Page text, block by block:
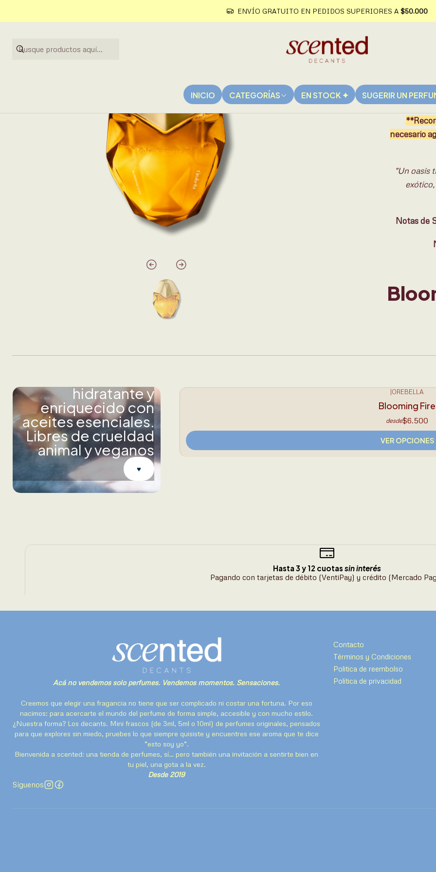
INICIO CATEGORÍAS EN STOCK ✦ SUGERIR UN
ENVÍO GRATUITO EN PEDIDOS SUPERIORES A $50.000
Cantidad
necesario
"Un oasis
Notas de
Conoce Orebella.
hidratante y
enriquecido con
aceites esenciales.
Libres de crueldad
animal y veganos
♥︎
|OREBELLA
Blooming Fire
desde$6.500
VER OPCIONES
Hasta 3 y 12 cuotas sin interés
Pagando con tarjetas de débito (VentiPay) y crédito (Mercado
Acá no vendemos solo perfumes. Vendemos momentos. Sensaciones.
Creemos que elegir una fragancia no tiene que ser complicado ni costar una fortuna. Por eso
nacimos: para acercarte el mundo del perfume de forma simple, accesible y con mucho estilo.
¿Nuestra forma? Los decants. Mini frascos (de 3ml, 5ml o 10ml) de perfumes originales, pensados
para que explores sin miedo, pruebes lo que siempre quisiste y encuentres ese aroma que te dice
“esto soy yo”.
Bienvenida a scented: una tienda de perfumes, sí… pero también una invitación a sentirte bien en
tu piel, una gota a la vez.
Desde 2019
Síguenos
Contacto
Términos y Condiciones
Politica de reembolso
Política de privacidad